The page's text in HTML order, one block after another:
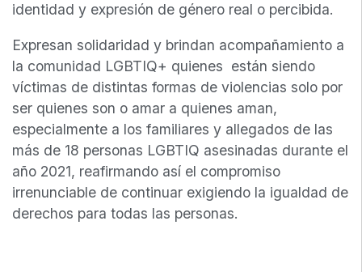
identidad y expresión de género real o percibida.
Expresan solidaridad y brindan acompañamiento a
la comunidad LGBTIQ+ quienes están siendo
víctimas de distintas formas de violencias solo por
ser quienes son o amar a quienes aman,
especialmente a los familiares y allegados de las
más de 18 personas LGBTIQ asesinadas durante el
año 2021, reafirmando así el compromiso
irrenunciable de continuar exigiendo la igualdad de
derechos para todas las personas.